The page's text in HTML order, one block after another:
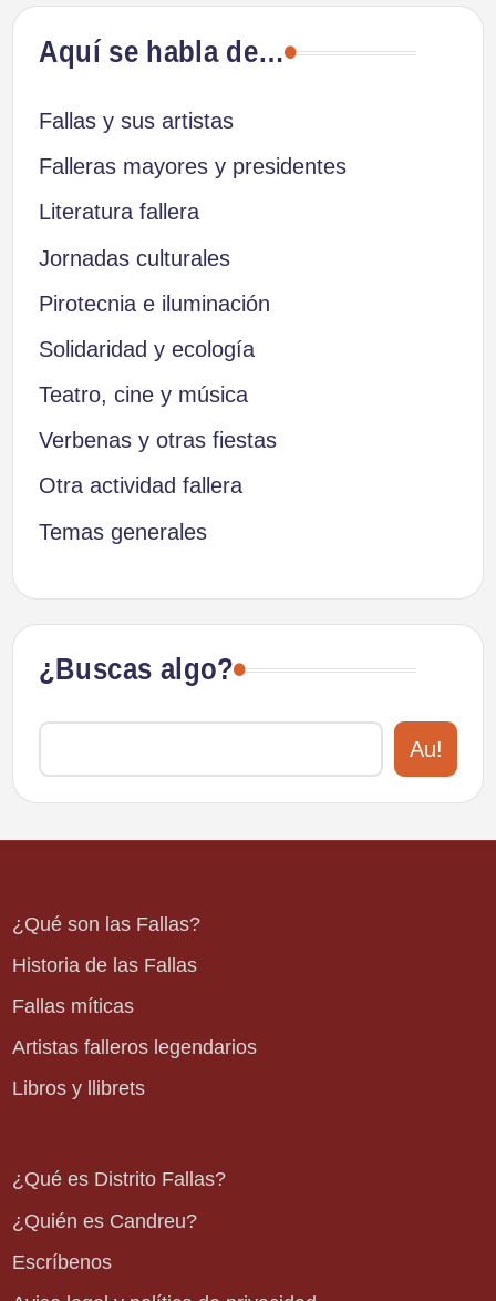
Aquí se habla de…
Fallas y sus artistas
Falleras mayores y presidentes
Literatura fallera
Jornadas culturales
Pirotecnia e iluminación
Solidaridad y ecología
Teatro, cine y música
Verbenas y otras fiestas
Otra actividad fallera
Temas generales
¿Buscas algo?
Au!
¿Qué son las Fallas?
Historia de las Fallas
Fallas míticas
Artistas falleros legendarios
Libros y llibrets
¿Qué es Distrito Fallas?
¿Quién es Candreu?
Escríbenos